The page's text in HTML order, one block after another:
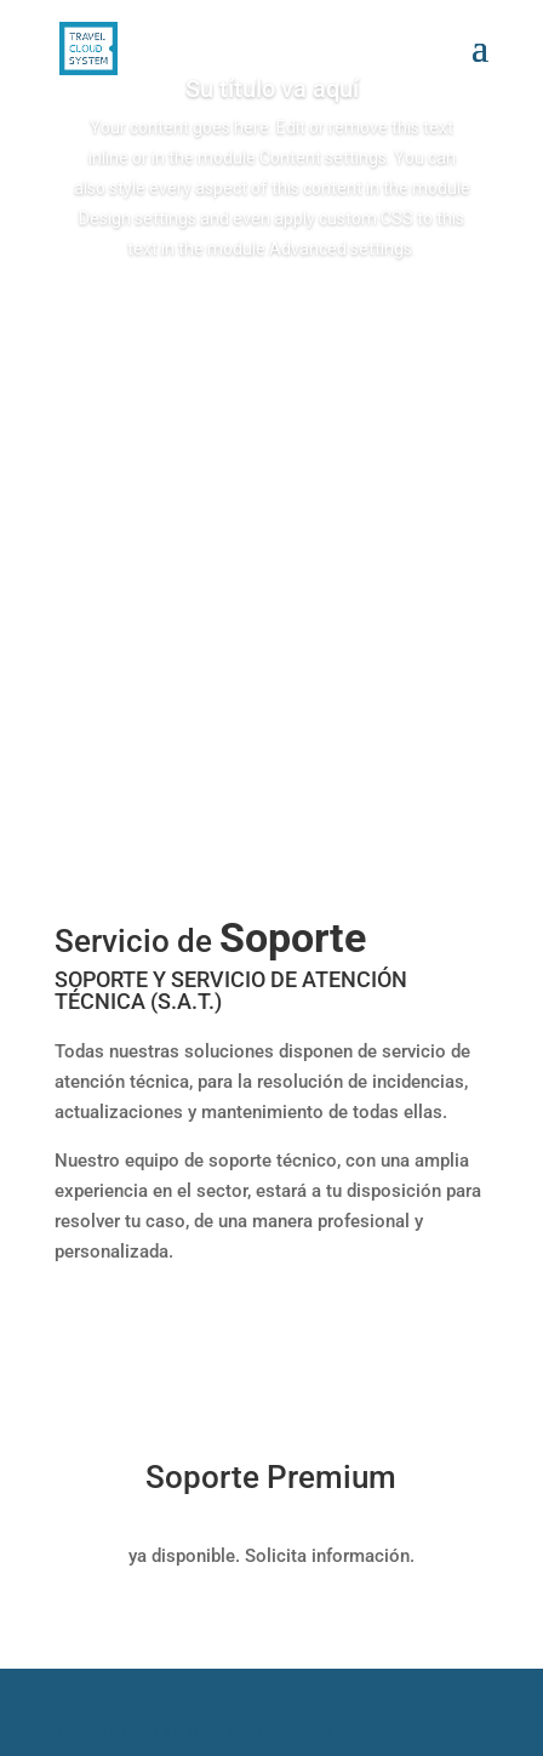
Su título va aquí
Your content goes here. Edit or remove this text
inline or in the module Content settings. You can
also style every aspect of this content in the module
Design settings and even apply custom CSS to this
text in the module Advanced settings.
Servicio de Soporte
SOPORTE Y SERVICIO DE ATENCIÓN
TÉCNICA (S.A.T.)
Todas nuestras soluciones disponen de servicio de
atención técnica, para la resolución de incidencias,
actualizaciones y mantenimiento de todas ellas.
Nuestro equipo de soporte técnico, con una amplia
experiencia en el sector, estará a tu disposición para
resolver tu caso, de una manera profesional y
personalizada.
Soporte Premium
ya disponible. Solicita información.